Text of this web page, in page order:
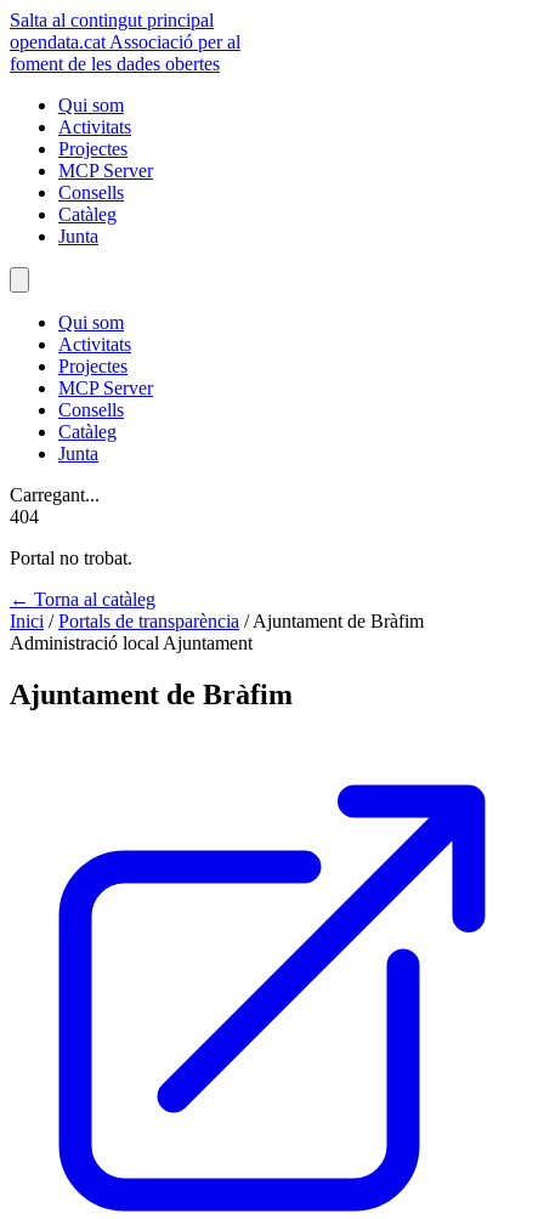
Salta al contingut principal
opendata.cat Associació per al
foment de les dades obertes
Qui som
Activitats
Projectes
MCP Server
Consells
Catàleg
Junta
Qui som
Activitats
Projectes
MCP Server
Consells
Catàleg
Junta
Carregant...
404
Portal no trobat.
← Torna al catàleg
Inici / Portals de transparència / Ajuntament de Bràfim
Administració local Ajuntament
Ajuntament de Bràfim